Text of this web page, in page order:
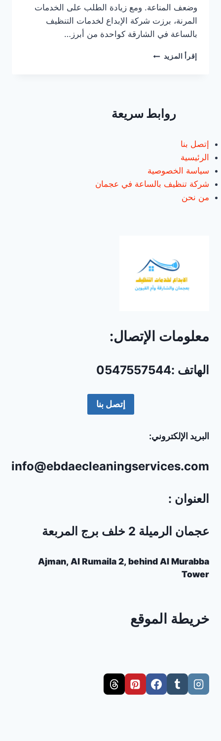
وضعف المناعة. ومع زيادة الطلب على الخدمات
المرنة، برزت شركة الإبداع لخدمات التنظيف
بالساعة في الشارقة كواحدة من أبرز…
إقرأ المزيد عاملات
روابط سريعة
إتصل بنا
الرئيسية
سياسة الخصوصية
شركة تنظيف بالساعة في عجمان
من نحن
معلومات الإتصال:
الهاتف :0547557544
إتصل بنا
البريد الإلكتروني:
info@ebdaecleaningservices.com
العنوان :
عجمان الرميلة 2 خلف برج المربعة
Ajman, Al Rumaila 2, behind Al Murabba
Tower
خريطة الموقع